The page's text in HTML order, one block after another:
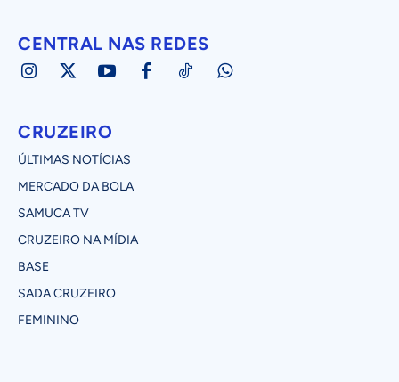
CENTRAL NAS REDES
CRUZEIRO
ÚLTIMAS NOTÍCIAS
MERCADO DA BOLA
SAMUCA TV
CRUZEIRO NA MÍDIA
BASE
SADA CRUZEIRO
FEMININO